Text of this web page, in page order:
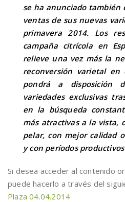
se ha anunciado también
ventas de sus nuevas
primavera 2014. Los
campaña citrícola en
relieve una vez más la
reconversión varietal en
pondrá a disposición
variedades exclusivas
en la búsqueda
más atractivas a la vista,
pelar, con mejor calidad
y con períodos
Si desea acceder al contenido
puede hacerlo a través del
Plaza 04.04.2014